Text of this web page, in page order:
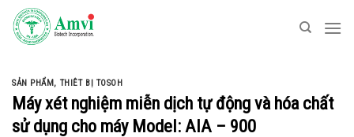
Skip
content
SẢN PHẨM, THIÊT BỊ TOSOH
Máy xét nghiệm miễn dịch tự động và hóa chất
sử dụng cho máy Model: AIA – 900